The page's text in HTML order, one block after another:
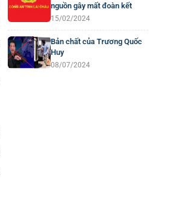
nguồn gây mất đoàn kết
15/02/2024
Bản chất của Trương Quốc
Huy
08/07/2024